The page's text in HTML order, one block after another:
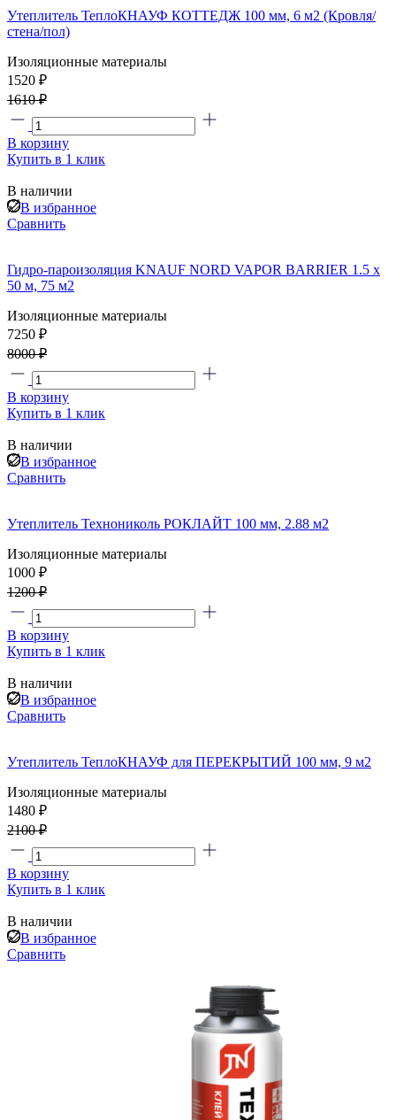
Утеплитель ТеплоКНАУФ КОТТЕДЖ 100 мм, 6 м2 (Кровля/
стена/пол)
Изоляционные материалы
1520 ₽
1610 ₽
В корзину
Купить в 1 клик
В наличии
В избранное
Сравнить
Гидро-пароизоляция KNAUF NORD VAPOR BARRIER 1.5 х
50 м, 75 м2
Изоляционные материалы
7250 ₽
8000 ₽
В корзину
Купить в 1 клик
В наличии
В избранное
Сравнить
Утеплитель Технониколь РОКЛАЙТ 100 мм, 2.88 м2
Изоляционные материалы
1000 ₽
1200 ₽
В корзину
Купить в 1 клик
В наличии
В избранное
Сравнить
Утеплитель ТеплоКНАУФ для ПЕРЕКРЫТИЙ 100 мм, 9 м2
Изоляционные материалы
1480 ₽
2100 ₽
В корзину
Купить в 1 клик
В наличии
В избранное
Сравнить